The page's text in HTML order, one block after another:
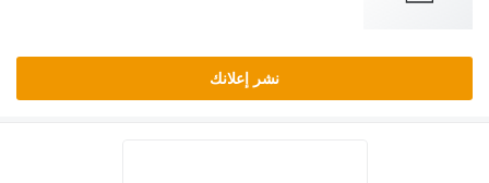
نشر إعلانك